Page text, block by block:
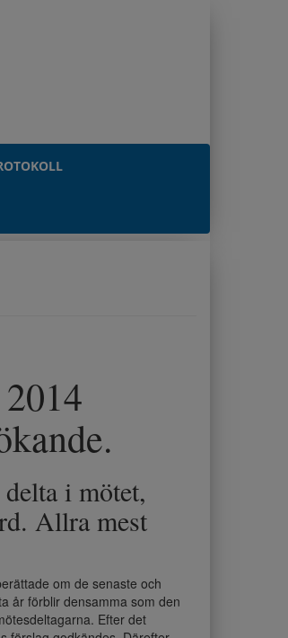
i mötet,
Allra mest
om de senaste och
år förblir densamma som den
Efter det